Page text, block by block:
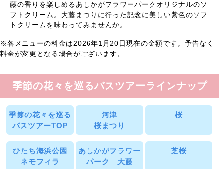
藤の香りを楽しめるあしかがフラワーパークオリジナルのソ
フトクリーム。大藤まつりに行った記念に美しい紫色のソフ
トクリームを味わってみませんか。
※各メニューの料金は2026年1月20日現在の金額です。予告なく
料金が変更となる場合がございます。
季節の花々を巡るバスツアーラインナップ
季節の花々を巡る
バスツアーTOP
河津
桜まつり
桜
ひたち海浜公園
ネモフィラ
あしかがフラワー
パーク 大藤
芝桜